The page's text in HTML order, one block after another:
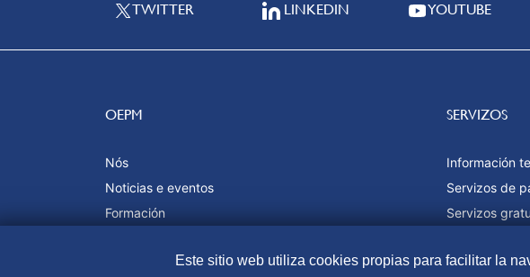
TWITTER LINKEDIN YOUTUBE
OEPM
Nós
Noticias e eventos
Formación
SERVIZOS
Información
Servizos de
Servizos
Este sitio web utiliza cookies propias para facilitar la